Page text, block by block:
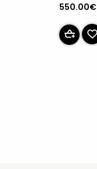
550.00€